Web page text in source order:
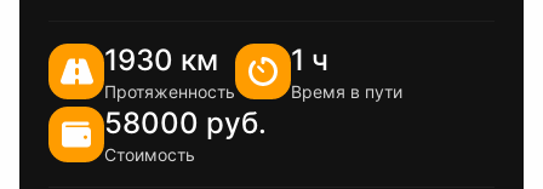
1930 км
Протяженность
1 ч
Время в пути
58000 руб.
Стоимость